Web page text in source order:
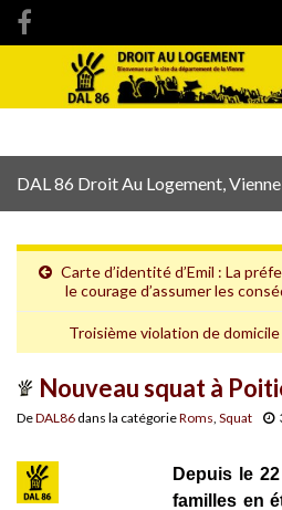
Search for:
DAL 86 Droit Au Logement,
Carte d’identité d’Emil : La
le courage d’assumer les
Troisième violation de
Nouveau squat à
DeDAL86 dans la catégorieRoms, Squat
Depuis le
familles en